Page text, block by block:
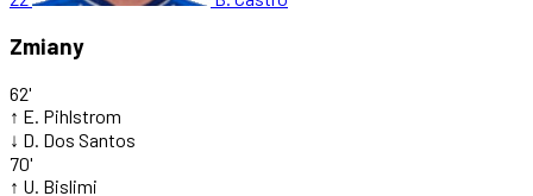
Zmiany
62'
↑ E. Pihlstrom
↓ D. Dos Santos
70'
↑ U. Bislimi